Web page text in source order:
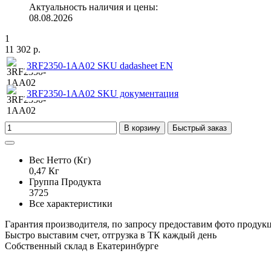
Актуальность наличия и цены:
08.08.2026
1
11 302 р.
3RF2350-1AA02 SKU dadasheet EN
3RF2350-1AA02 SKU документация
В корзину Быстрый заказ
Вес Нетто (Кг)
0,47 Кг
Группа Продукта
3725
Все характеристики
Гарантия производителя, по запросу предоставим фото
Быстро выставим счет, отгрузка в ТК каждый день
Собственный склад в Екатеринбурге